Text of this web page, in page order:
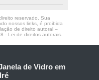
reservado. Sua
nossos links, é proibida
de direito autoral –
- Lei de direitos autorais.
de Vidro em